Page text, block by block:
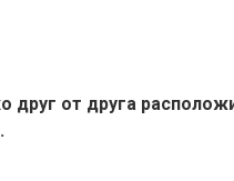
друг от друга